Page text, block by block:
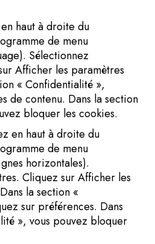
haut à droite du
de menu
Sélectionnez
Afficher les paramètres
« Confidentialité »,
de contenu. Dans la section
bloquer les cookies.
en haut à droite du
de menu
horizontales).
Cliquez sur Afficher les
la section «
sur préférences. Dans
», vous pouvez bloquer